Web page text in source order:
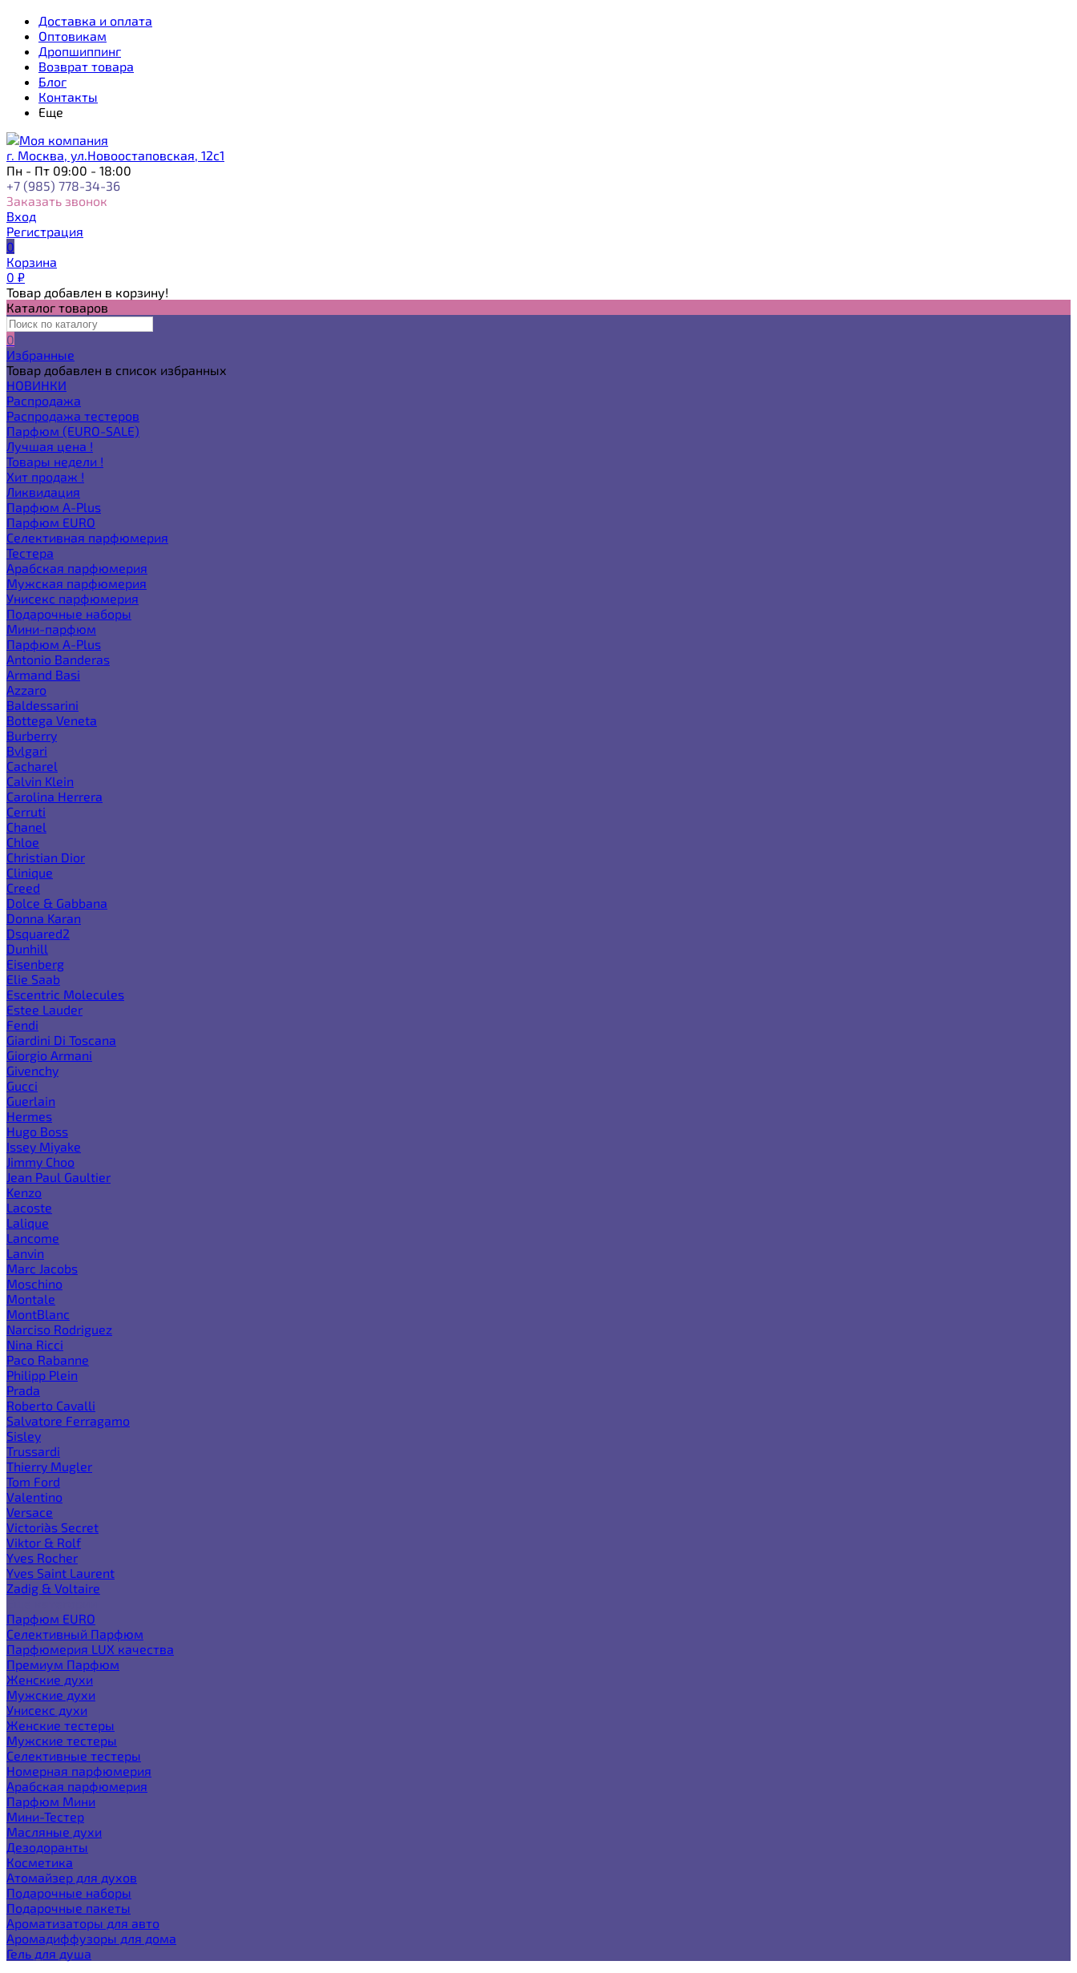
Доставка и оплата
Оптовикам
Дропшиппинг
Возврат товара
Блог
Контакты
Еще
г. Москва, ул.Новоостаповская, 12с1
Пн - Пт 09:00 - 18:00
+7 (985) 778-34-36
Заказать звонок
Вход
Регистрация
0
Корзина
0 ₽
Товар добавлен в корзину!
Каталог товаров
0
Избранные
Товар добавлен в список избранных
НОВИНКИ
Распродажа
Распродажа тестеров
Парфюм (EURO-SALE)
Лучшая цена !
Товары недели !
Хит продаж !
Ликвидация
Парфюм A-Plus
Парфюм EURO
Селективная парфюмерия
Тестера
Арабская парфюмерия
Мужская парфюмерия
Унисекс парфюмерия
Подарочные наборы
Мини-парфюм
Парфюм A-Plus
Antonio Banderas
Armand Basi
Azzaro
Baldessarini
Bottega Veneta
Burberry
Bvlgari
Cacharel
Calvin Klein
Carolina Herrera
Cerruti
Chanel
Chloe
Christian Dior
Clinique
Creed
Dolce & Gabbana
Donna Karan
Dsquared2
Dunhill
Eisenberg
Elie Saab
Escentric Molecules
Estee Lauder
Fendi
Giardini Di Toscana
Giorgio Armani
Givenchy
Gucci
Guerlain
Hermes
Hugo Boss
Issey Miyake
Jimmy Choo
Jean Paul Gaultier
Kenzo
Lacoste
Lalique
Lancome
Lanvin
Marc Jacobs
Moschino
Montale
MontBlanc
Narciso Rodriguez
Nina Ricci
Paco Rabanne
Philipp Plein
Prada
Roberto Cavalli
Salvatore Ferragamo
Sisley
Trussardi
Thierry Mugler
Tom Ford
Valentino
Versace
Victoria`s Secret
Viktor & Rolf
Yves Rocher
Yves Saint Laurent
Zadig & Voltaire
Парфюм EURO
Селективный Парфюм
Парфюмерия LUX качества
Премиум Парфюм
Женские духи
Мужские духи
Унисекс духи
Женские тестеры
Мужские тестеры
Селективные тестеры
Номерная парфюмерия
Арабская парфюмерия
Парфюм Мини
Мини-Тестер
Масляные духи
Дезодоранты
Косметика
Атомайзер для духов
Подарочные наборы
Подарочные пакеты
Ароматизаторы для авто
Аромадиффузоры для дома
Гель для душа